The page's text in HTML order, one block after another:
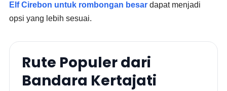
Elf Cirebon untuk rombongan besar dapat menjadi
opsi yang lebih sesuai.
Rute Populer dari
Bandara Kertajati